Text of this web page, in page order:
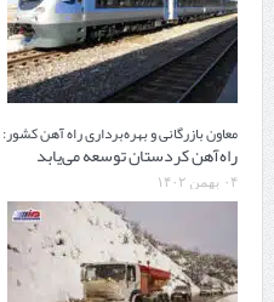
معاون بازرگانی و بهره‌برداری راه آهن کشور:
راه‌آهن کردستان توسعه می‌یابد
۰۴ بهمن ۱۴۰۲